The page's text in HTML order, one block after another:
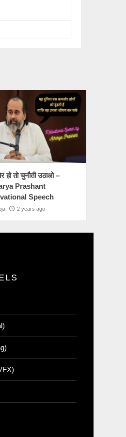
हो तो चुनौती उठाओ –
Prashant
Speech
2 years ago